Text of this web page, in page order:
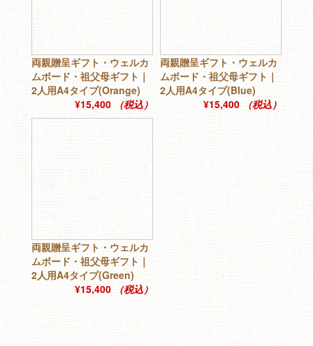
両親贈呈ギフト・ウェルカ
ムボード・祖父母ギフト｜
2人用A4タイプ(Orange)
¥15,400
（税込）
両親贈呈ギフト・ウェルカ
ムボード・祖父母ギフト｜
2人用A4タイプ(Blue)
¥15,400
（税込）
両親贈呈ギフト・ウェルカ
ムボード・祖父母ギフト｜
2人用A4タイプ(Green)
¥15,400
（税込）